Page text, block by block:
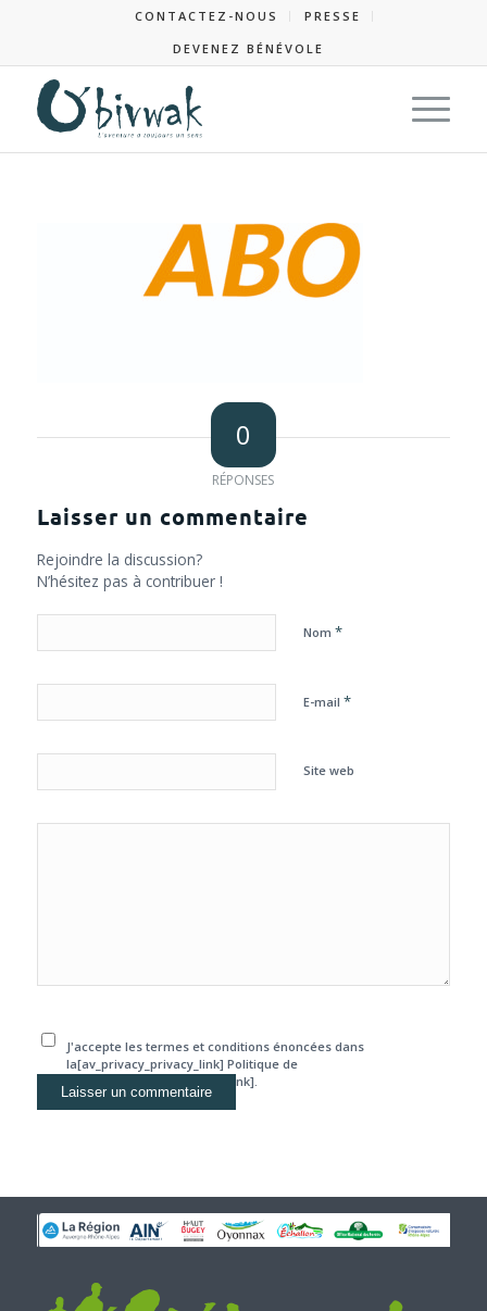
CONTACTEZ-NOUS
PRESSE
DEVENEZ BÉNÉVOLE
0
RÉPONSES
Laisser un commentaire
Rejoindre la discussion?
N’hésitez pas à contribuer !
Nom *
E-mail *
Site web
J'accepte les termes et conditions énoncées dans
la[av_privacy_privacy_link] Politique de
confidentialité[/av_privacy_link].